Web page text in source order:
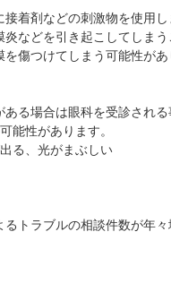
着剤などの刺激物を使用
炎などを引き起こしてしま
傷つけてしまう可能性が
る場合は眼科を受診される
能性があります。
る、光がまぶしい
トラブルの相談件数が年